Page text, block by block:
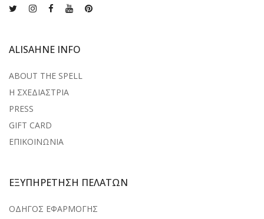
ALISAHNE INFO
ABOUT THE SPELL
Η ΣΧΕΔΙΑΣΤΡΙΑ
PRESS
GIFT CARD
ΕΠΙΚΟΙΝΩΝΙΑ
ΕΞΥΠΗΡΕΤΗΣΗ ΠΕΛΑΤΩΝ
ΟΔΗΓΟΣ ΕΦΑΡΜΟΓΗΣ